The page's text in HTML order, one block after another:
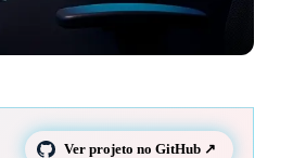
Ver projeto no GitHub ↗